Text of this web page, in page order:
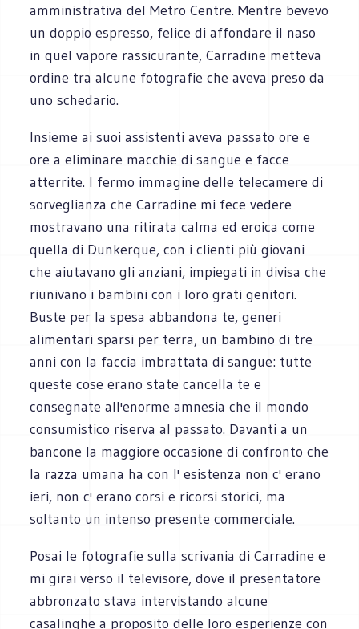
amministrativa del Metro Centre. Mentre bevevo
un doppio espresso, felice di affondare il naso
in quel vapore rassicurante, Carradine metteva
ordine tra alcune fotografie che aveva preso da
uno schedario.
Insieme ai suoi assistenti aveva passato ore e
ore a eliminare macchie di sangue e facce
atterrite. I fermo immagine delle telecamere di
sorveglianza che Carradine mi fece vedere
mostravano una ritirata calma ed eroica come
quella di Dunkerque, con i clienti più giovani
che aiutavano gli anziani, impiegati in divisa che
riunivano i bambini con i loro grati genitori.
Buste per la spesa abbandona te, generi
alimentari sparsi per terra, un bambino di tre
anni con la faccia imbrattata di sangue: tutte
queste cose erano state cancella te e
consegnate all'enorme amnesia che il mondo
consumistico riserva al passato. Davanti a un
bancone la maggiore occasione di confronto che
la razza umana ha con l' esistenza non c' erano
ieri, non c' erano corsi e ricorsi storici, ma
soltanto un intenso presente commerciale.
Posai le fotografie sulla scrivania di Carradine e
mi girai verso il televisore, dove il presentatore
abbronzato stava intervistando alcune
casalinghe a proposito delle loro esperienze con